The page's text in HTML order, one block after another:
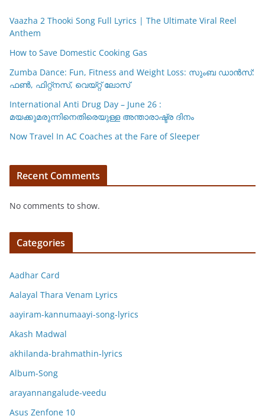
Vaazha 2 Thooki Song Full Lyrics | The Ultimate Viral Reel
Anthem
How to Save Domestic Cooking Gas
Zumba Dance: Fun, Fitness and Weight Loss: സുംബ ഡാൻസ്:
ഫണ്‍, ഫിറ്റ്നസ്, വെയ്റ്റ് ലോസ്
International Anti Drug Day – June 26 :
മയക്കുമരുന്നിനെതിരെയുള്ള അന്താരാഷ്ട്ര ദിനം
Now Travel In AC Coaches at the Fare of Sleeper
Recent Comments
No comments to show.
Categories
Aadhar Card
Aalayal Thara Venam Lyrics
aayiram-kannumaayi-song-lyrics
Akash Madwal
akhilanda-brahmathin-lyrics
Album-Song
arayannangalude-veedu
Asus Zenfone 10